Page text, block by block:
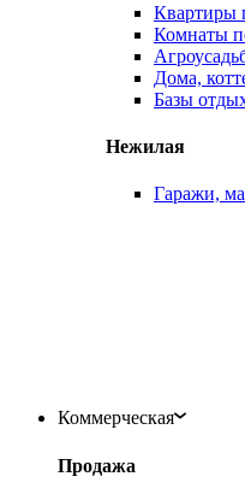
Квартиры
Комнаты
Дома,
Базы
Нежилая
Гаражи,
Коммерческая
Продажа